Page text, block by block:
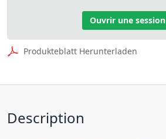
Ouvrir une session
Produkteblatt Herunterladen
Description